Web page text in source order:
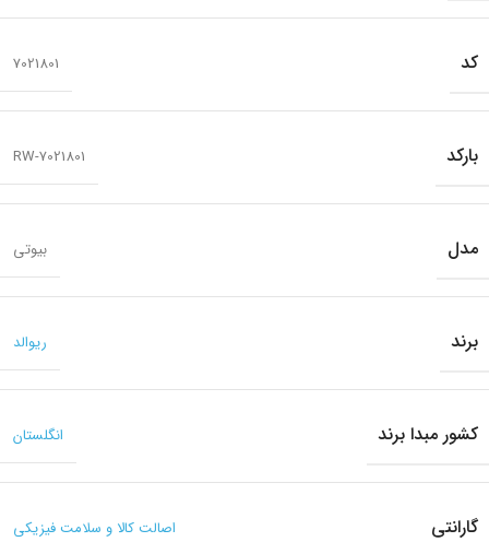
کد 7021801
بارکد RW-7021801
مدل بیوتی
برند ریوالد
کشور مبدا برند انگلستان
گارانتی اصالت کالا و سلامت فیزیکی